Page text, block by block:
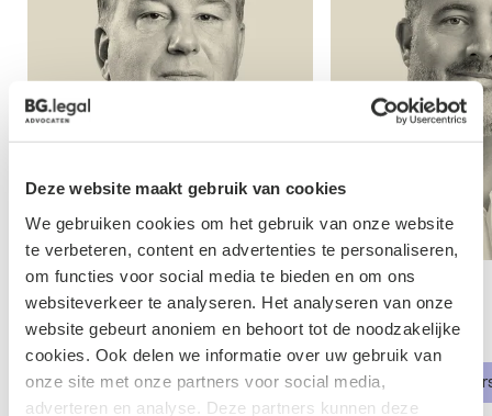
Deze website maakt gebruik van cookies
We gebruiken cookies om het gebruik van onze website
te verbeteren, content en advertenties te personaliseren,
om functies voor social media te bieden en om ons
websiteverkeer te analyseren. Het analyseren van onze
website gebeurt anoniem en behoort tot de noodzakelijke
cookies. Ook delen we informatie over uw gebruik van
onze site met onze partners voor social media,
adverteren en analyse. Deze partners kunnen deze
Dirk School
Advocaat
Faillissement & Herstructurering
Remco
Advocaat